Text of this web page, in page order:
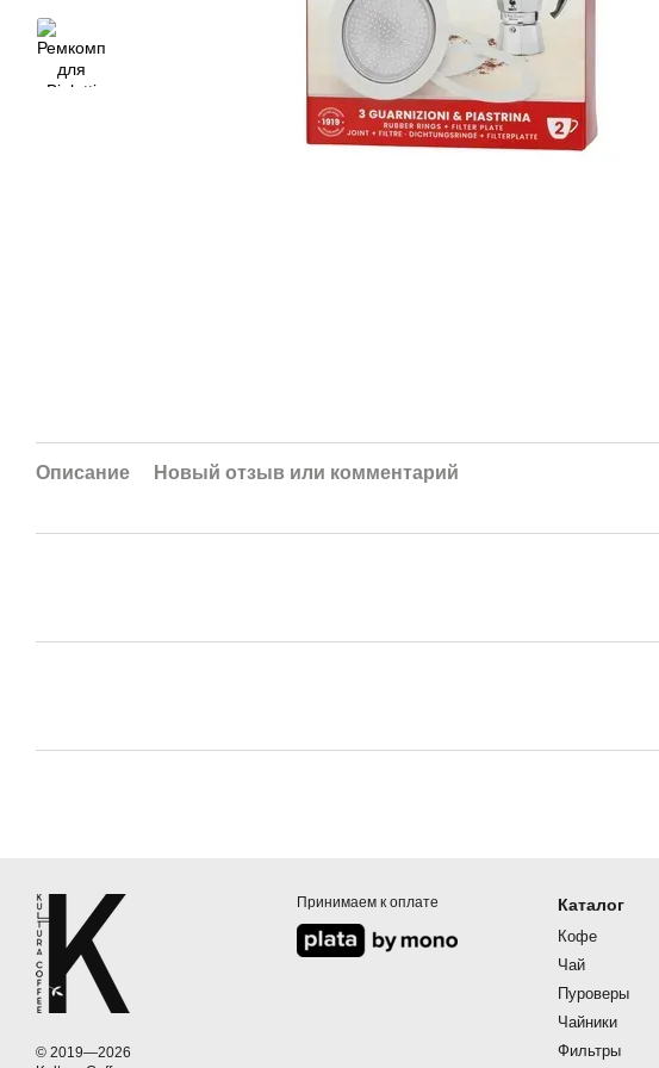
Описание Новый отзыв или комментарий
© 2019—2026
Принимаем к оплате Каталог
Кофе
Чай
Пуроверы
Чайники
Фильтры